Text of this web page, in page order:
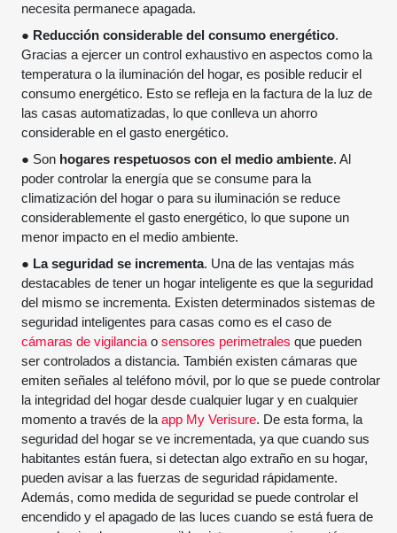
necesita permanece apagada.
● Reducción considerable del consumo energético.
Gracias a ejercer un control exhaustivo en aspectos como la
temperatura o la iluminación del hogar, es posible reducir el
consumo energético. Esto se refleja en la factura de la luz de
las casas automatizadas, lo que conlleva un ahorro
considerable en el gasto energético.
● Son hogares respetuosos con el medio ambiente. Al
poder controlar la energía que se consume para la
climatización del hogar o para su iluminación se reduce
considerablemente el gasto energético, lo que supone un
menor impacto en el medio ambiente.
● La seguridad se incrementa. Una de las ventajas más
destacables de tener un hogar inteligente es que la seguridad
del mismo se incrementa. Existen determinados sistemas de
seguridad inteligentes para casas como es el caso de
cámaras de vigilanciao sensores perimetrales que pueden
ser controlados a distancia. También existen cámaras que
emiten señales al teléfono móvil, por lo que se puede controlar
la integridad del hogar desde cualquier lugar y en cualquier
momento a través de laapp My Verisure. De esta forma, la
seguridad del hogar se ve incrementada, ya que cuando sus
habitantes están fuera, si detectan algo extraño en su hogar,
pueden avisar a las fuerzas de seguridad rápidamente.
Además, como medida de seguridad se puede controlar el
encendido y el apagado de las luces cuando se está fuera de